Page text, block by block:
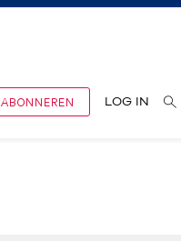
ABONNEREN LOG IN